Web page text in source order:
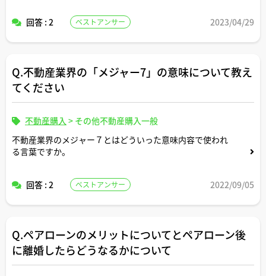
回答 : 2 ベストアンサー 2023/04/29
Q.不動産業界の「メジャー7」の意味について教え
てください
不動産購入 > その他不動産購入一般
不動産業界のメジャー７とはどういった意味内容で使われ
る言葉ですか。
回答 : 2 ベストアンサー 2022/09/05
Q.ペアローンのメリットについてとペアローン後
に離婚したらどうなるかについて